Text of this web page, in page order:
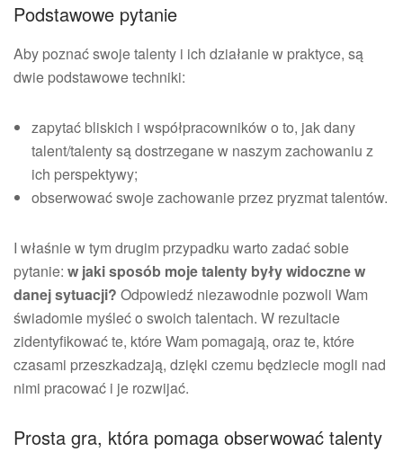
Podstawowe pytanie
Aby poznać swoje talenty i ich działanie w praktyce, są
dwie podstawowe techniki:
zapytać bliskich i współpracowników o to, jak dany
talent/talenty są dostrzegane w naszym zachowaniu z
ich perspektywy;
obserwować swoje zachowanie przez pryzmat talentów.
I właśnie w tym drugim przypadku warto zadać sobie
pytanie: w jaki sposób moje talenty były widoczne w
danej sytuacji? Odpowiedź niezawodnie pozwoli Wam
świadomie myśleć o swoich talentach. W rezultacie
zidentyfikować te, które Wam pomagają, oraz te, które
czasami przeszkadzają, dzięki czemu będziecie mogli nad
nimi pracować i je rozwijać.
Prosta gra, która pomaga obserwować talenty